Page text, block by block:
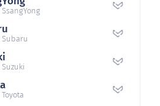
Subaru